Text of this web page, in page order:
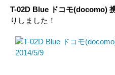
T-02D Blue ドコモ(docomo)
りしました！